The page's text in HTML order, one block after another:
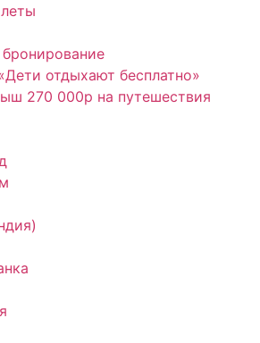
бронирование
отдыхают бесплатно»
270 000р на путешествия